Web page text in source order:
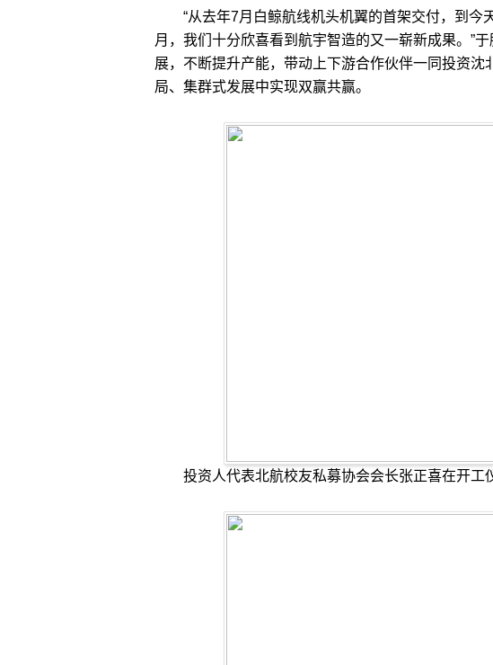
“从去年7月白鲸航线机头机翼的首架交付，到今
月，我们十分欣喜看到航宇智造的又一崭新成果。”
展，不断提升产能，带动上下游合作伙伴一同投资
局、集群式发展中实现双赢共赢。
投资人代表北航校友私募协会会长张正喜在开工